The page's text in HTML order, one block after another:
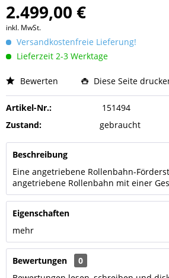
2.499,00 €
inkl. MwSt.
Versandkostenfreie Lieferung!
Lieferzeit 2-3 Werktage
Bewerten Diese Seite
Artikel-Nr.:
151494
Zustand:
gebraucht
Beschreibung
Eine angetriebene Rollenbahn-
angetriebene Rollenbahn mit einer
Eigenschaften
mehr
Bewertungen
0